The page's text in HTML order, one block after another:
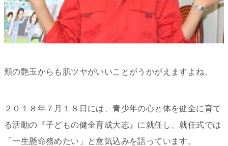
頬の艶玉からも肌ツヤがいいことがうかがえますよね。
２０１８年７月１８日には、青少年の心と体を健全に育て
る活動の『子どもの健全育成大志』に就任し、就任式では
「一生懸命務めたい」と意気込みを語っています。